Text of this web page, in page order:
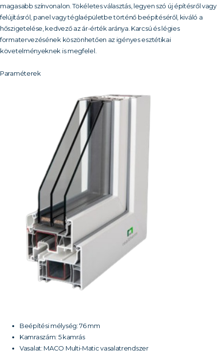
magasabb színvonalon. Tökéletes választás, legyen szó új építésről vagy
felújításról, panel vagy téglaépületbe történő beépítéséről, kiváló a
hőszigetelése, kedvező az ár-érték aránya. Karcsú és légies
formatervezésének köszönhetően az igényes esztétikai
követelményeknek is megfelel.
Paraméterek
Beépítési mélység: 76 mm
Kamraszám: 5 kamrás
Vasalat: MACO Multi-Matic vasalatrendszer